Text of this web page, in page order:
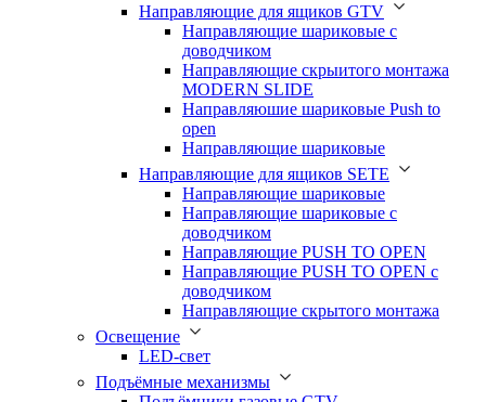
Направляющие для ящиков GTV
Направляющие шариковые с
доводчиком
Направляющие скрыитого монтажа
MODERN SLIDE
Направляюшие шариковые Push to
open
Направляющие шариковые
Направляющие для ящиков SETE
Направляющие шариковые
Направляющие шариковые с
доводчиком
Направляющие PUSH TO OPEN
Направляющие PUSH TO OPEN с
доводчиком
Направляющие скрытого монтажа
Освещение
LED-свет
Подъёмные механизмы